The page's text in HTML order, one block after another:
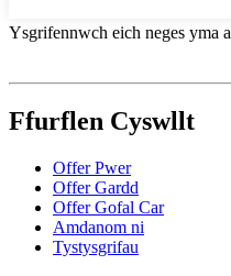
Ysgrifennwch eich neges yma
Ffurflen Cyswllt
Offer Pwer
Offer Gardd
Offer Gofal Car
Amdanom ni
Tystysgrifau